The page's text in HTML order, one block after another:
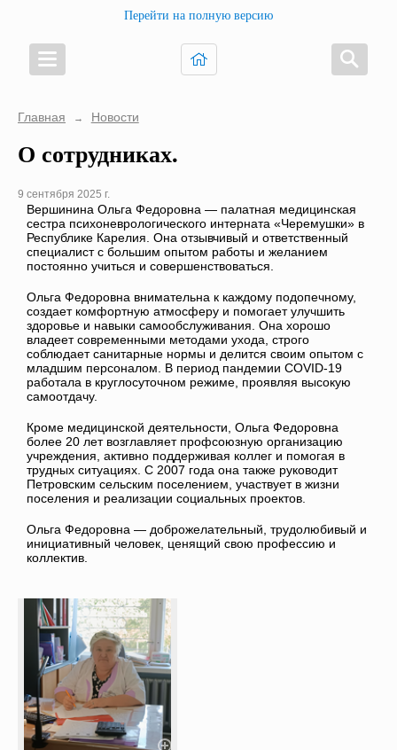
Перейти на полную версию
Главная → Новости
О сотрудниках.
9 сентября 2025 г.
Вершинина Ольга Федоровна — палатная медицинская
сестра психоневрологического интерната «Черемушки» в
Республике Карелия. Она отзывчивый и ответственный
специалист с большим опытом работы и желанием
постоянно учиться и совершенствоваться.
Ольга Федоровна внимательна к каждому подопечному,
создает комфортную атмосферу и помогает улучшить
здоровье и навыки самообслуживания. Она хорошо
владеет современными методами ухода, строго
соблюдает санитарные нормы и делится своим опытом с
младшим персоналом. В период пандемии COVID-19
работала в круглосуточном режиме, проявляя высокую
самоотдачу.
Кроме медицинской деятельности, Ольга Федоровна
более 20 лет возглавляет профсоюзную организацию
учреждения, активно поддерживая коллег и помогая в
трудных ситуациях. С 2007 года она также руководит
Петровским сельским поселением, участвует в жизни
поселения и реализации социальных проектов.
Ольга Федоровна — доброжелательный, трудолюбивый и
инициативный человек, ценящий свою профессию и
коллектив.